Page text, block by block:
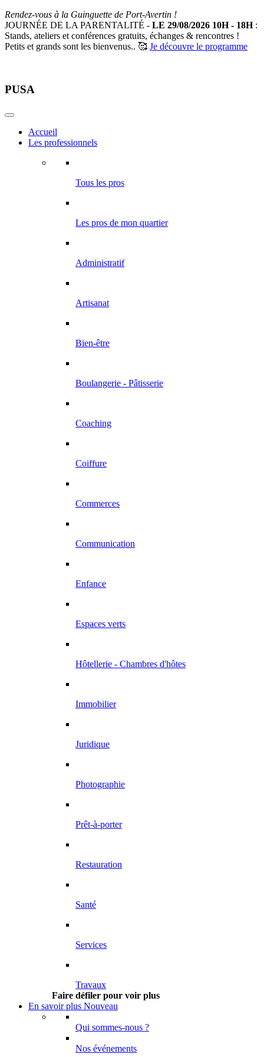
Rendez-vous à la Guinguette de Port-Avertin !
JOURNÉE DE LA PARENTALITÉ - LE 29/08/2026 10H - 18H:
Stands, ateliers et conférences gratuits, échanges & rencontres !
Petits et grands sont les bienvenus.. 🥰 Je découvre le programme
PUSA
Accueil
Les professionnels
Tous les pros
Les pros de mon quartier
Administratif
Artisanat
Bien-être
Boulangerie - Pâtisserie
Coaching
Coiffure
Commerces
Communication
Enfance
Espaces verts
Hôtellerie - Chambres d'hôtes
Immobilier
Juridique
Photographie
Prêt-à-porter
Restauration
Santé
Services
Travaux
Faire défiler pour voir plus
En savoir plus Nouveau
Qui sommes-nous ?
Nos événements